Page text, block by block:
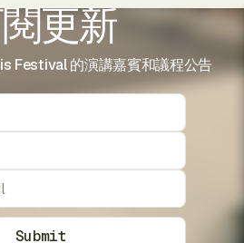
更新
Festival 的演講嘉賓和議程公告